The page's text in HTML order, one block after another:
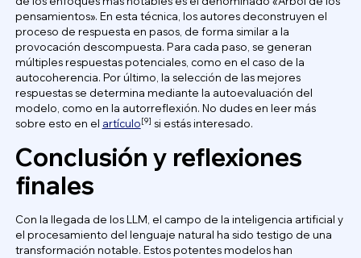
pensamientos». En esta técnica, los autores deconstruyen el
proceso de respuesta en pasos, de forma similar a la
provocación descompuesta. Para cada paso, se generan
múltiples respuestas potenciales, como en el caso de la
autocoherencia. Por último, la selección de las mejores
respuestas se determina mediante la autoevaluación del
modelo, como en la autorreflexión. No dudes en leer más
sobre esto en el artículo[9] si estás interesado.
Conclusión y reflexiones
finales
Con la llegada de los LLM, el campo de la inteligencia artificial y
el procesamiento del lenguaje natural ha sido testigo de una
transformación notable. Estos potentes modelos han